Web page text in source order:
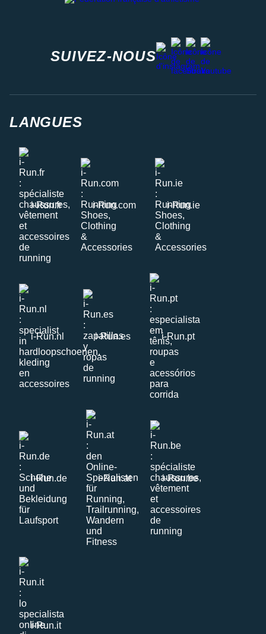
SUIVEZ-NOUS
instagram
facebook
stravayoutube
LANGUES
i-Run.fr i-Run.com i-Run.ie
i-Run.nl i-Run.es i-Run.pt
i-Run.de i-Run.at i-Run.be
i-Run.it